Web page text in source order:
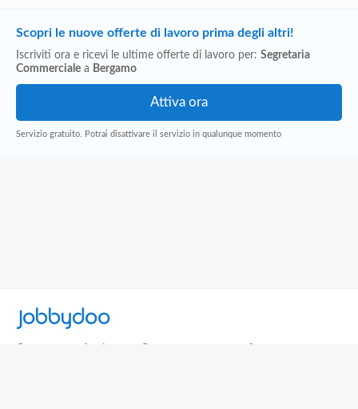
Scopri le nuove offerte di lavoro prima degli altri!
Iscriviti ora e ricevi le ultime offerte di lavoro per: Segretaria
Commerciale a Bergamo
Servizio gratuito. Potrai disattivare il servizio in qualunque momento
Jobbydoo